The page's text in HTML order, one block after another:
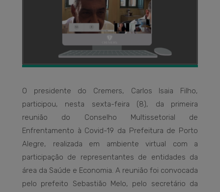
O presidente do Cremers, Carlos Isaia Filho,
participou, nesta sexta-feira (8), da primeira
reunião do Conselho Multissetorial de
Enfrentamento à Covid-19 da Prefeitura de Porto
Alegre, realizada em ambiente virtual com a
participação de representantes de entidades da
área da Saúde e Economia. A reunião foi convocada
pelo prefeito Sebastião Melo, pelo secretário da